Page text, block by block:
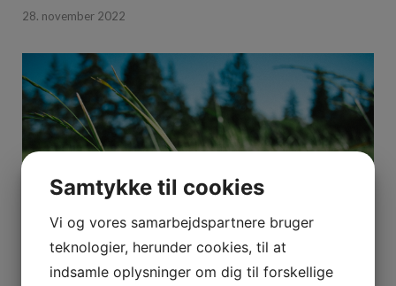
28. november 2022
Samtykke til cookies
Vi og vores samarbejdspartnere bruger
teknologier, herunder cookies, til at
indsamle oplysninger om dig til forskellige